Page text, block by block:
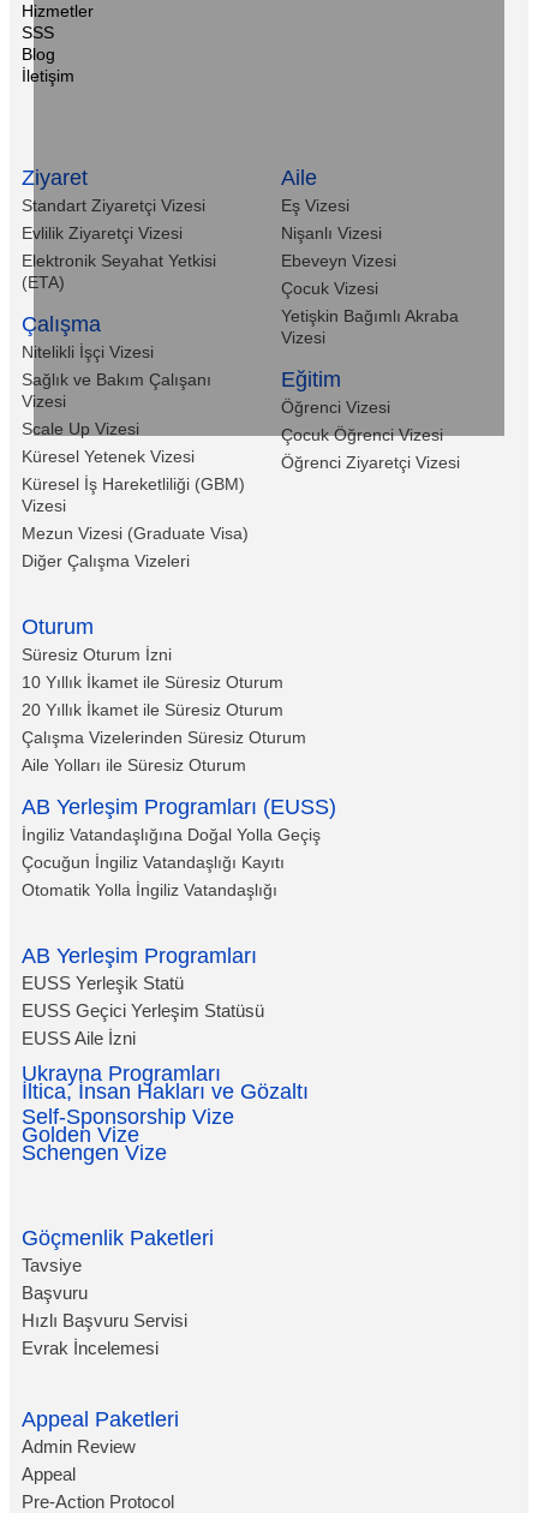
Hizmetler
SSS
Blog
İletişim
Ziyaret
Standart Ziyaretçi Vizesi
Evlilik Ziyaretçi Vizesi
Elektronik Seyahat Yetkisi
(ETA)
Çalışma
Nitelikli İşçi Vizesi
Sağlık ve Bakım Çalışanı
Vizesi
Scale Up Vizesi
Küresel Yetenek Vizesi
Küresel İş Hareketliliği (GBM)
Vizesi
Mezun Vizesi (Graduate Visa)
Diğer Çalışma Vizeleri
Aile
Eş Vizesi
Nişanlı Vizesi
Ebeveyn Vizesi
Çocuk Vizesi
Yetişkin Bağımlı Akraba
Vizesi
Eğitim
Öğrenci Vizesi
Çocuk Öğrenci Vizesi
Öğrenci Ziyaretçi Vizesi
Oturum
Süresiz Oturum İzni
10 Yıllık İkamet ile Süresiz Oturum
20 Yıllık İkamet ile Süresiz Oturum
Çalışma Vizelerinden Süresiz Oturum
Aile Yolları ile Süresiz Oturum
AB Yerleşim Programları (EUSS)
İngiliz Vatandaşlığına Doğal Yolla Geçiş
Çocuğun İngiliz Vatandaşlığı Kayıtı
Otomatik Yolla İngiliz Vatandaşlığı
AB Yerleşim Programları
EUSS Yerleşik Statü
EUSS Geçici Yerleşim Statüsü
EUSS Aile İzni
Ukrayna Programları
İltica, İnsan Hakları ve Gözaltı
Self-Sponsorship Vize
Golden Vize
Schengen Vize
Göçmenlik Paketleri
Tavsiye
Başvuru
Hızlı Başvuru Servisi
Evrak İncelemesi
Appeal Paketleri
Admin Review
Appeal
Pre-Action Protocol